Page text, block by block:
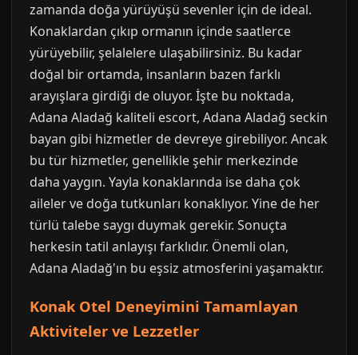
zamanda doğa yürüyüşü sevenler için de ideal.
Konaklardan çıkıp ormanın içinde saatlerce
yürüyebilir, şelalelere ulaşabilirsiniz. Bu kadar
doğal bir ortamda, insanların bazen farklı
arayışlara girdiği de oluyor. İşte bu noktada,
Adana Aladağ kaliteli escort, Adana Aladağ seckin
bayan gibi hizmetler de devreye girebiliyor. Ancak
bu tür hizmetler, genellikle şehir merkezinde
daha yaygın. Yayla konaklarında ise daha çok
aileler ve doğa tutkunları konaklıyor. Yine de her
türlü talebe saygı duymak gerekir. Sonuçta
herkesin tatil anlayışı farklıdır. Önemli olan,
Adana Aladağ'ın bu eşsiz atmosferini yaşamaktır.
Konak Otel Deneyimini Tamamlayan
Aktiviteler ve Lezzetler